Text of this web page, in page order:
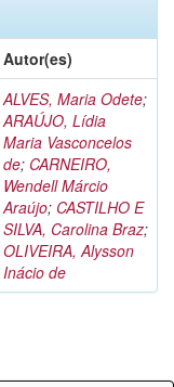
Autor(es)
ALVES, Maria Odete;
ARAÚJO, Lídia
Maria Vasconcelos
de; CARNEIRO,
Wendell Márcio
Araújo; CASTILHO E
SILVA, Carolina Braz;
OLIVEIRA, Alysson
Inácio de